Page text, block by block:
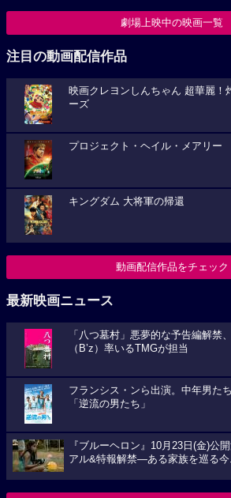
劇場上映中の映画一覧
注目の動画配信作品
映画クレヨンしんちゃん 超華麗！
ーズ
プロジェクト・ヘイル・メアリー
キングダム 大将軍の帰還
動画配信作品をチェック
最新映画ニュース
「八つ墓村」悪夢的な予告編解禁
（B’z）率いるTMGが担当
フランシス・ンら出演。中年男た
「逆流の男たち」
『ブルーヘロン』10月23日(金)公
アル&特報解禁―ある家族を巡る今